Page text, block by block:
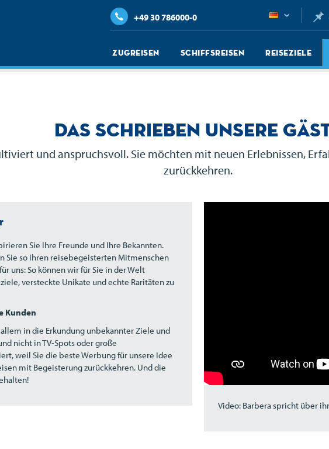
+49 30 786000-0
Zugreisen Schiffsreisen Reiseziele
Das schrieben unsere
und anspruchsvoll. Sie möchten mit neuen Erlebnissen,
zurückkehren.
Sie Ihre Freunde und Ihre Bekannten.
Sie so Ihren reisebegeisterten Mitmenschen
uns: So können wir für Sie in der Welt
versteckte Unikate und echte Raritäten zu
Kunden
in die Erkundung unbekannter Ziele und
nicht in TV-Spots oder große
weil Sie die beste Werbung für unsere Idee
mit Begeisterung zurückkehren. Und die
Video: Barbera spricht über